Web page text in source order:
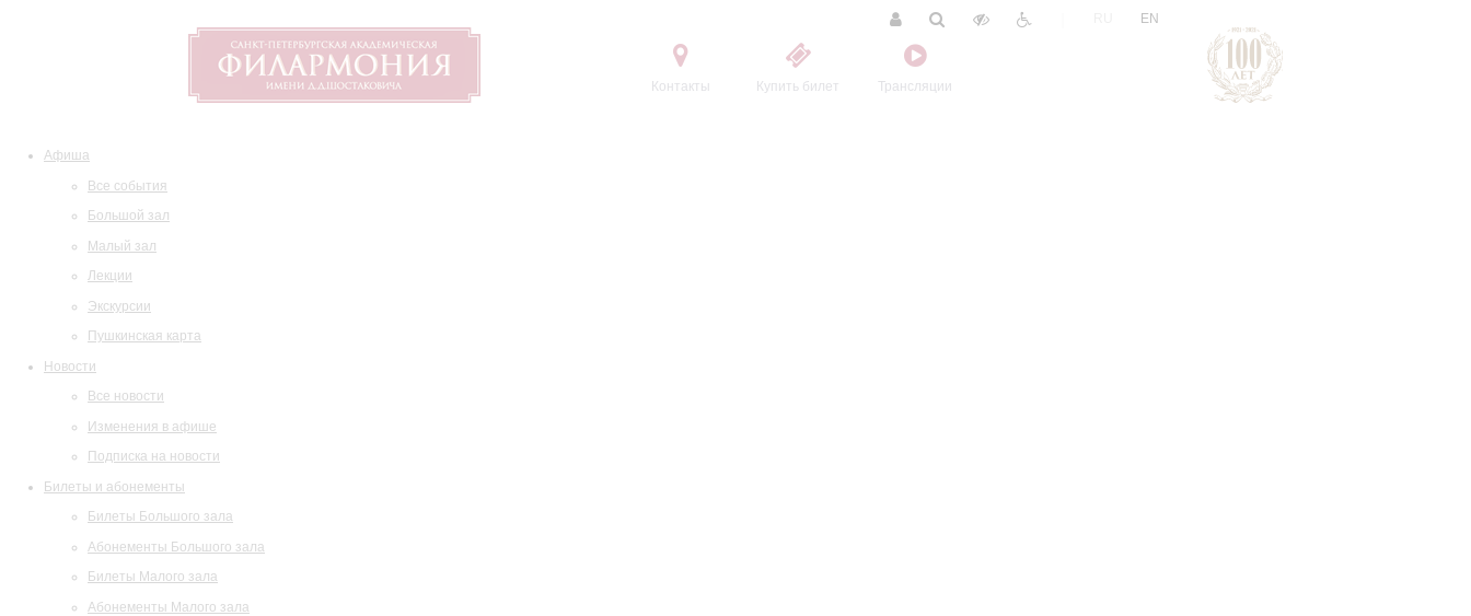
Контакты Купить билет Трансляции
EN
Афиша
Все события
Большой зал
Малый зал
Лекции
Экскурсии
Пушкинская карта
Новости
Все новости
Изменения в афише
Подписка на новости
Билеты и абонементы
Билеты Большого зала
Абонементы Большого зала
Билеты Малого зала
Абонементы Малого зала